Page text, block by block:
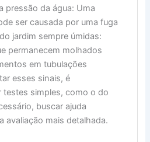
pressão da água: Uma
ser causada por uma fuga
jardim sempre úmidas:
permanecem molhados
em tubulações
esses sinais, é
testes simples, como o do
buscar ajuda
avaliação mais detalhada.